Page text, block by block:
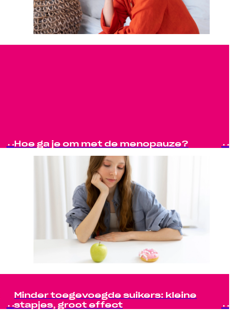
Hoe ga je om met de menopauze?
Minder toegevoegde suikers: kleine
stapjes, groot effect